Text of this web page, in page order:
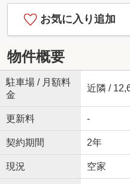
お気に入り追加
物件概要
駐車場 / 月額料
金
近隣 /
更新料 -
契約期間 2年
現況 空家